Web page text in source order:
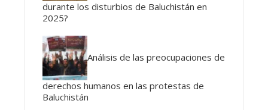
durante los disturbios de Baluchistán en
2025?
Análisis de las preocupaciones de
derechos humanos en las protestas de
Baluchistán